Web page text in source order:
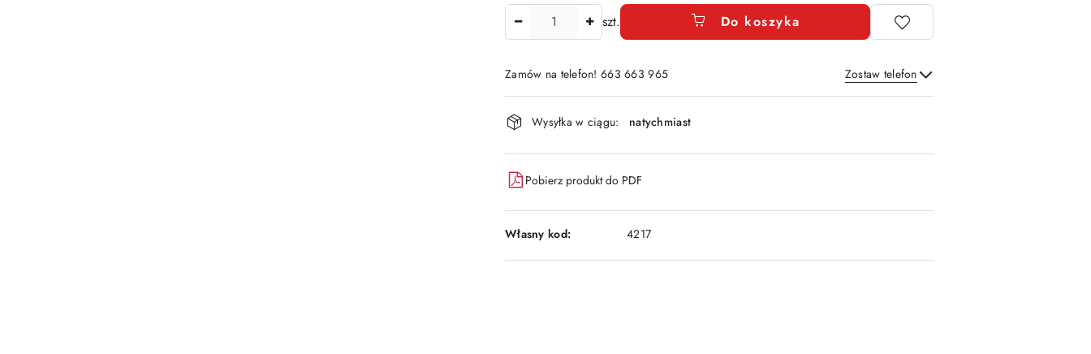
szt. Do koszyka
Zamów na telefon! 663 663 965 Zostaw telefon
Wyślij
Dostępność
i
dostawa
Wysyłka w ciągu: natychmiast
Pobierz produkt do PDF
Własny kod: 4217